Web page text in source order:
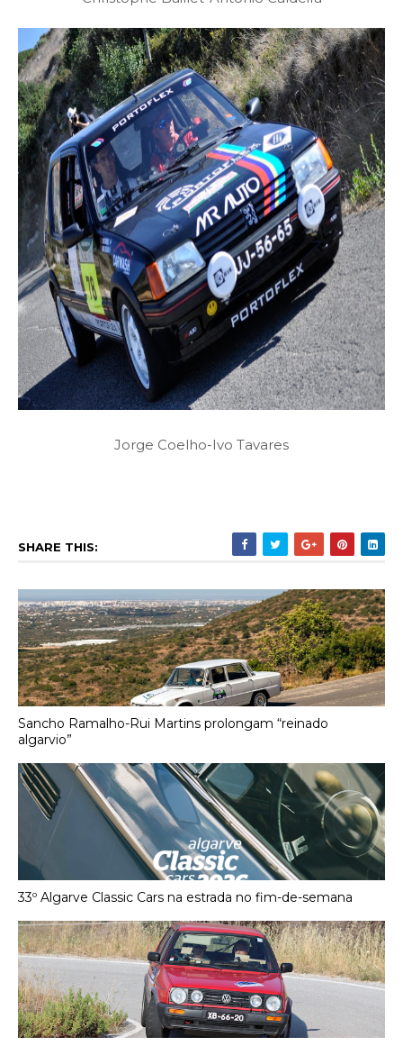
Jorge Coelho-Ivo Tavares
SHARE THIS:
Sancho Ramalho-Rui Martins prolongam “reinado
algarvio”
33º Algarve Classic Cars na estrada no fim-de-semana